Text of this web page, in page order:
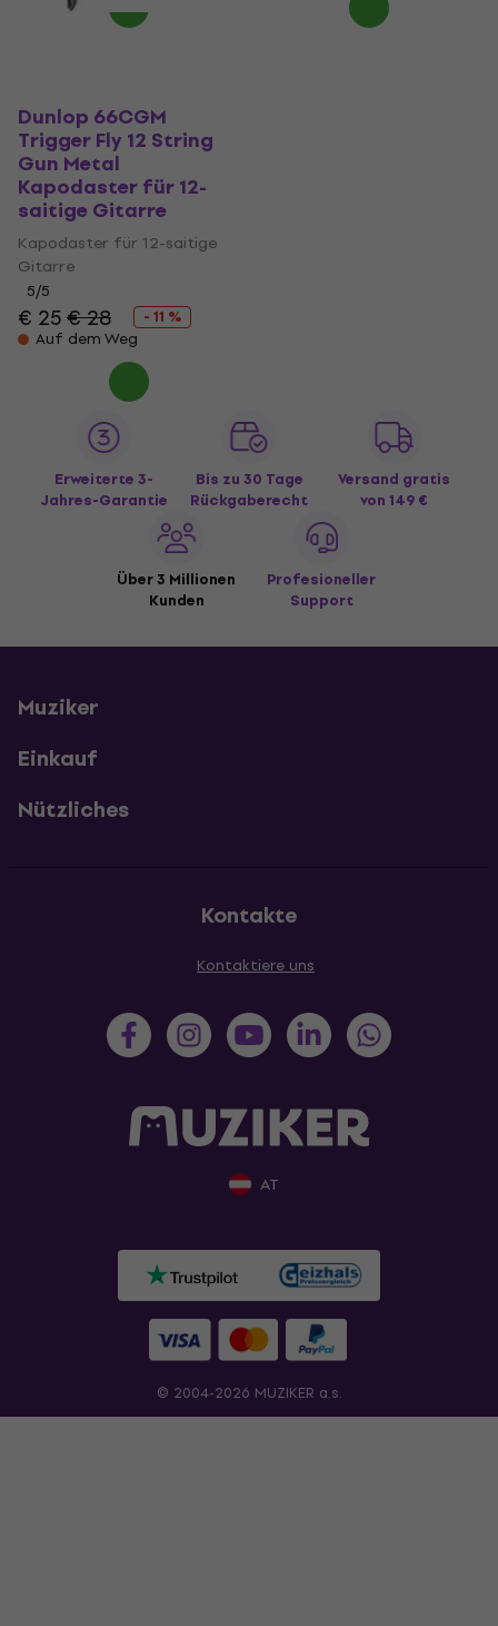
Dunlop 66CGM
Trigger Fly 12 String
Gun Metal
Kapodaster für 12-
saitige Gitarre
Kapodaster für 12-saitige
Gitarre
5/5
€ 25€ 28
- 11 %
Auf dem Weg
Erweiterte 3-
Jahres-Garantie
Bis zu 30 Tage
Rückgaberecht
Versand gratis
von 149 €
Über 3 Millionen
Kunden
Profesioneller
Support
Muziker
Einkauf
Nützliches
Kontakte
Kontaktiere uns
AT
© 2004-2026 MUZIKER a.s.